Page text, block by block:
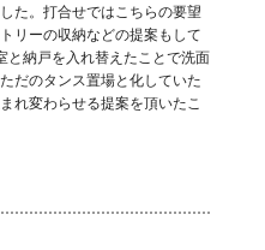
た。打合せではこちらの要望
リーの収納などの提案もして
と納戸を入れ替えたことで洗面
だのタンス置場と化していた
れ変わらせる提案を頂いたこ